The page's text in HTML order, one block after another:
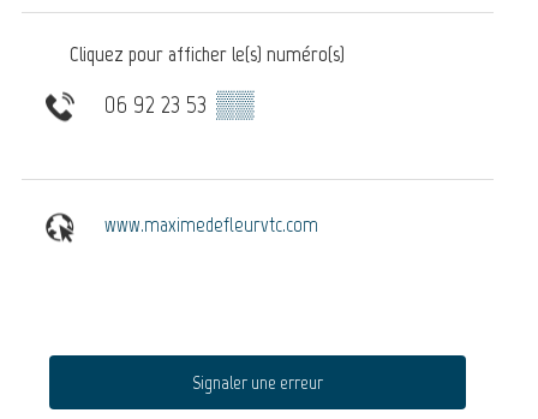
Cliquez pour afficher le(s) numéro(s)
06 92 23 53 ▒▒
www.maximedefleurvtc.com
Signaler une erreur